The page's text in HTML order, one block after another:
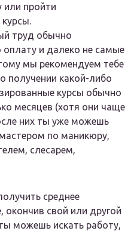
или пройти
труд обычно
оплату и далеко не самые
мы рекомендуем тебе
получении какой-либо
курсы обычно
месяцев (хотя они чаще
них ты уже можешь
по маникюру,
слесарем,
среднее
окончив свой или другой
можешь искать работу,